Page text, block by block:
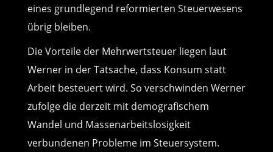
eines grundlegend reformierten Steuerwesens
übrig bleiben.
Die Vorteile der Mehrwertsteuer liegen laut
Werner in der Tatsache, dass Konsum statt
Arbeit besteuert wird. So verschwinden Werner
zufolge die derzeit mit demografischem
Wandel und Massenarbeitslosigkeit
verbundenen Probleme im Steuersystem.